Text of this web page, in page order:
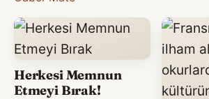
Herkesi Memnun
Etmeyi Bırak!